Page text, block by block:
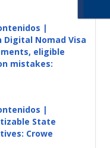
|
Digital Nomad Visa
eligible
mistakes:
|
State
Crowe